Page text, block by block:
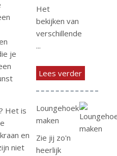
je
Het is
en
niet
Het
bekijken van
verschillende
...
Lees verder
Loungehoek
maken
Zie jij zo'n
heerlijk